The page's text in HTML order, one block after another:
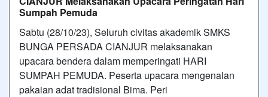
Sumpah Pemuda
Sabtu (28/10/23), Seluruh civitas akademik SMKS
BUNGA PERSADA CIANJUR melaksanakan
upacara bendera dalam memperingati HARI
SUMPAH PEMUDA. Peserta upacara mengenalan
pakaian adat tradisional Bima. Peri